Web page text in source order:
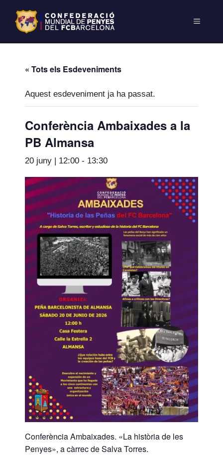
« Tots els Esdeveniments
Aquest esdeveniment ja ha passat.
Conferència Ambaixades a la
PB Almansa
20 juny | 12:00 - 13:30
Conferència Ambaixades. «La història de les
Penyes», a càrrec de Salva Torres.